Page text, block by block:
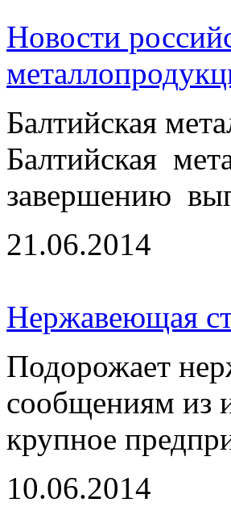
Новости
Балтийская
Балтийская
завершению
21.06.2014
Нержавеющая
Подорожает
сообщениям из
крупное
10.06.2014